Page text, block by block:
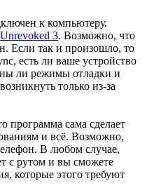
к компьютеру.
Unrevoked 3. Возможно, что
Если так и произошло, то
есть ли ваше устройство
ли режимы отладки и
только из-за
программа сама сделает
и всё. Возможно,
В любом случае,
с рутом и вы сможете
которые этого требуют